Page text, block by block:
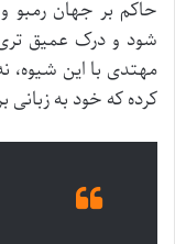
حاکم بر جهان رمبو
شود و درک عمیق
مهتدی با این شیوه،
کرده که خود به